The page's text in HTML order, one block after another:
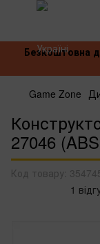
Безкоштовна
Game Zone
27046
Код товару:
1